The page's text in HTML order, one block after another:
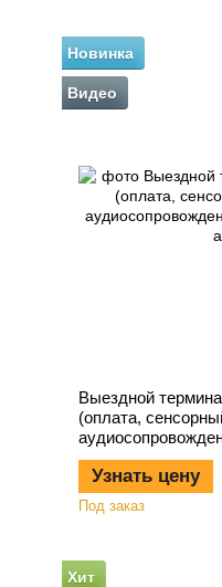
Новинка
Видео
Выездной
(оплата,
Узнать цену
Под заказ
Хит